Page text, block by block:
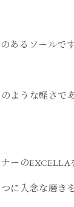
あるソールです
ような軽さで
ーのEXCELLA
に入念な磨き